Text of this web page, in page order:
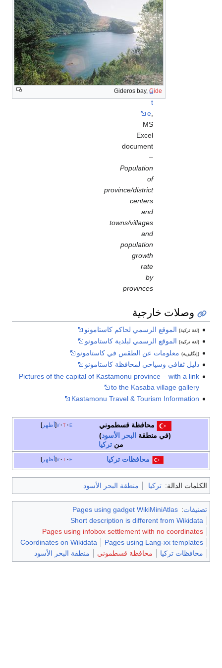
Gideros bay, Cide
a
l
I
n
s
t
i
t
u
t
e,
MS
Excel
document
–
Population
of
province/district
centers
and
towns/villages
and
population
growth
rate
by
provinces
وصلات خارجية
(لغة تركية) الموقع الرسمي لحاكم كاستامونو
(لغة تركية) الموقع الرسمي لبلدية كاستامونو
(إنگليزية) معلومات عن الطقس في كاستامونو
دليل ثقافي وسياحي لمحافظة كاستامونو
Pictures of the capital of Kastamonu province – with a link
to the Kasaba village gallery
Kastamonu Travel & Tourism Information
أظهر v t e
محافظة قسطموني
(في منطقة البحر الأسود)
من تركيا
أظهر v t e محافظات تركيا
الكلمات الدالة: تركيا منطقة البحر الأسود
تصنيفات:
Pages using gadget WikiMiniAtlas
Short description is different from Wikidata
Pages using infobox settlement with no coordinates
Pages using Lang-xx templates
Coordinates on Wikidata
محافظات تركيا
محافظة قسطموني منطقة البحر الأسود